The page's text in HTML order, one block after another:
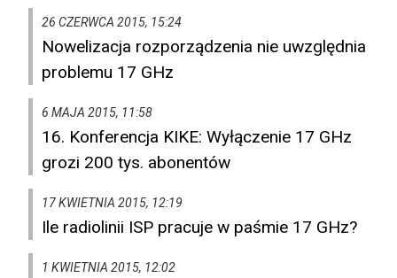
26 CZERWCA 2015, 15:24
Nowelizacja rozporządzenia nie uwzględnia
problemu 17 GHz
6 MAJA 2015, 11:58
16. Konferencja KIKE: Wyłączenie 17 GHz
grozi 200 tys. abonentów
17 KWIETNIA 2015, 12:19
Ile radiolinii ISP pracuje w paśmie 17 GHz?
1 KWIETNIA 2015, 12:02